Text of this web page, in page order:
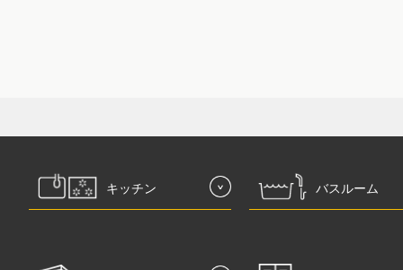
キッチン バスルーム